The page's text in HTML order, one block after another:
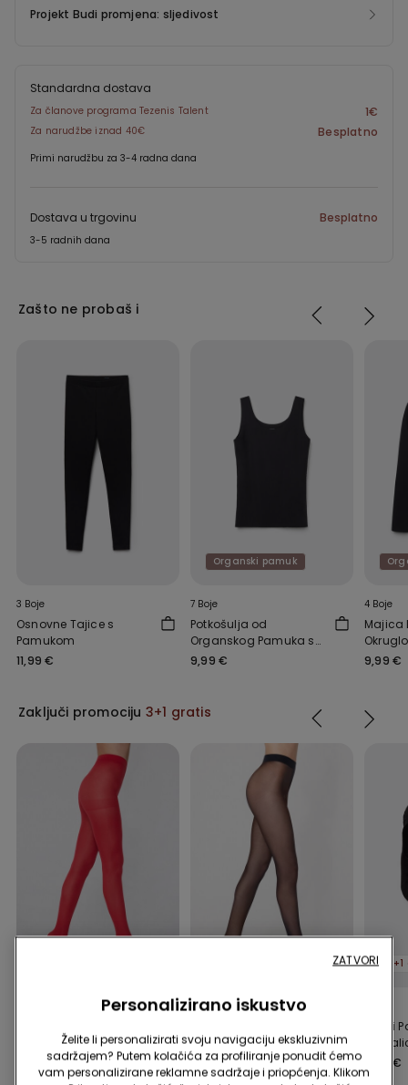
Projekt Budi promjena: sljedivost
Standardna dostava
Za članove programa Tezenis Talent 1€
Za narudžbe iznad 40€ Besplatno
Primi narudžbu za 3-4 radna dana
Dostava u trgovinu Besplatno
3-5 radnih dana
Zašto ne probaš i
3 Boje
Osnovne Tajice s
Pamukom
11,99 €
Organski pamuk
7 Boje
Potkošulja od
Organskog Pamuka sa
Sirovim Rubom
9,99 €
4 Boje
Majica
9,99 €
Zaključi promociju 3+1 gratis
od Mikrovlakana Soft
4,99 €
1 Boja
od 30 Dena Soft Touch
4,99 €
5 Pari
6,99 €
Personalizirano iskustvo
Želite li personalizirati svoju navigaciju ekskluzivnim
sadržajem? Putem kolačića za profiliranje ponudit ćemo
vam personalizirane reklamne sadržaje i priopćenja. Klikom
ZATVORI